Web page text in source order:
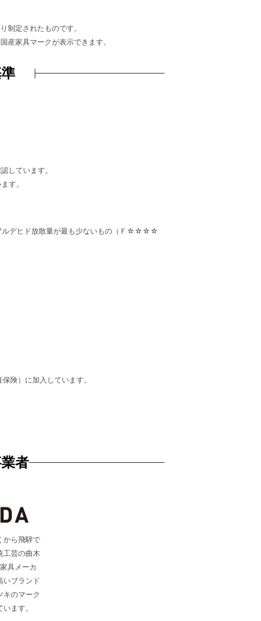
制定されたものです。
産家具マークが表示できます。
しています。
す。
ルデヒド放散量が最も少ないもの（Ｆ☆☆☆☆
険）に加入しています。
者
から飛騨で
工芸の曲木
具メーカ
いブランド
キのマーク
ます。